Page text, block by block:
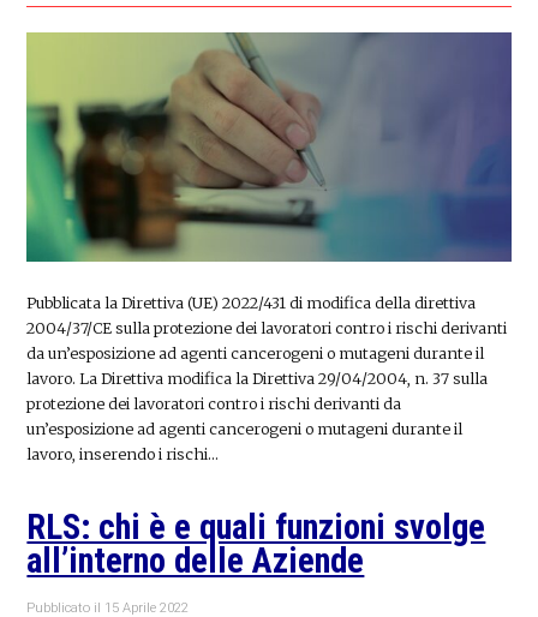
Pubblicata la Direttiva (UE) 2022/431 di modifica della direttiva
2004/37/CE sulla protezione dei lavoratori contro i rischi derivanti
da un’esposizione ad agenti cancerogeni o mutageni durante il
lavoro. La Direttiva modifica la Direttiva 29/04/2004, n. 37 sulla
protezione dei lavoratori contro i rischi derivanti da
un’esposizione ad agenti cancerogeni o mutageni durante il
lavoro, inserendo i rischi…
RLS: chi è e quali funzioni svolge
all’interno delle Aziende
Pubblicato il 15 Aprile 2022